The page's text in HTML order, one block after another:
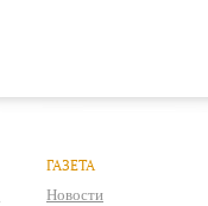
ГАЗЕТА
Новости